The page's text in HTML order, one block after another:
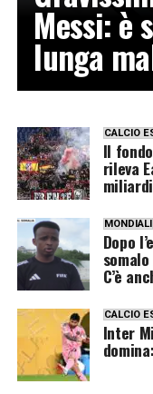
Messi: è
lunga
CALCIO
Il
rileva
miliardi
MONDIALI
Dopo
C’è
CALCIO
Inter